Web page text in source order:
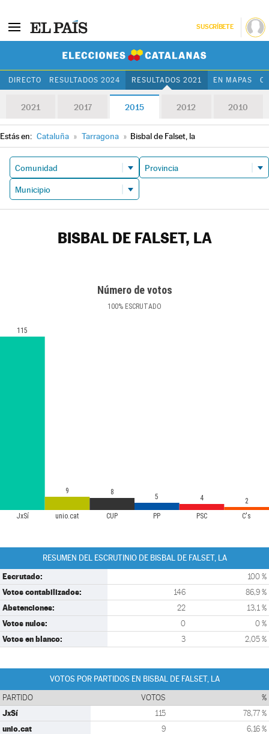
SUSCRÍBETE
DIRECTO RESULTADOS 2024 RESULTADOS 2021 EN MAPAS
2021 2017 2015 2012 2010
Estás en: Cataluña » Tarragona » Bisbal de Falset, la
BISBAL DE FALSET, LA
Número de votos
100% ESCRUTADO
JxSí unio.cat CUP PP PSC C's
115
9 8
5 4 2
RESUMEN DEL ESCRUTINIO DE BISBAL DE FALSET, LA
Escrutado: 100 %
Votos contabilizados: 146 86,9 %
Abstenciones: 22 13,1 %
Votos nulos: 0 0 %
Votos en blanco: 3 2,05 %
VOTOS POR PARTIDOS EN BISBAL DE FALSET, LA
PARTIDO VOTOS %
JxSí 115 78,77 %
unio.cat 9 6,16 %